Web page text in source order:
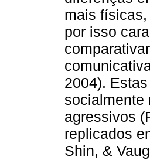
mais
por isso
2004).
socialmente
agressivos
replicados
Shin, &